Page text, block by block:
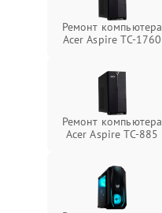
Ремонт компьютера
Acer Aspire TC-1760
Ремонт компьютера
Acer Aspire TC-885